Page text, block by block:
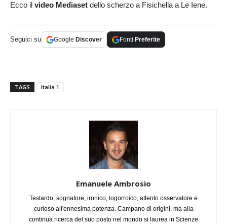
Ecco il video Mediaset dello scherzo a Fisichella a Le Iene.
Seguici su Google Discover Fonti Preferite
TAGS Italia 1
Emanuele Ambrosio
Testardo, sognatore, ironico, logorroico, attento osservatore e
curioso all'ennesima potenza. Campano di origini, ma alla
continua ricerca del suo posto nel mondo si laurea in Scienze